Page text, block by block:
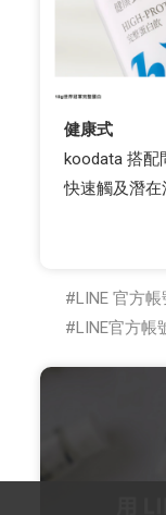
健康式
koodata 搭配
快速觸及潛在
LINE 官方帳
LINE官方帳